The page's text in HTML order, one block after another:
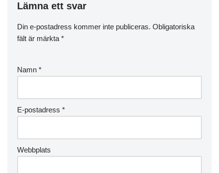
Lämna ett svar
Din e-postadress kommer inte publiceras. Obligatoriska
fält är märkta *
Namn *
E-postadress *
Webbplats